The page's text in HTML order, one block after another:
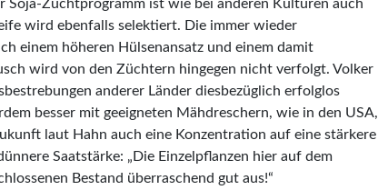
Soja-Zuchtprogramm ist wie bei anderen Kulturen auch
wird ebenfalls selektiert. Die immer wieder
einem höheren Hülsenansatz und einem damit
wird von den Züchtern hingegen nicht verfolgt. Volker
anderer Länder diesbezüglich erfolglos
besser mit geeigneten Mähdreschern, wie in den USA,
laut Hahn auch eine Konzentration auf eine stärkere
Saatstärke: „Die Einzelpflanzen hier auf dem
Bestand überraschend gut aus!“